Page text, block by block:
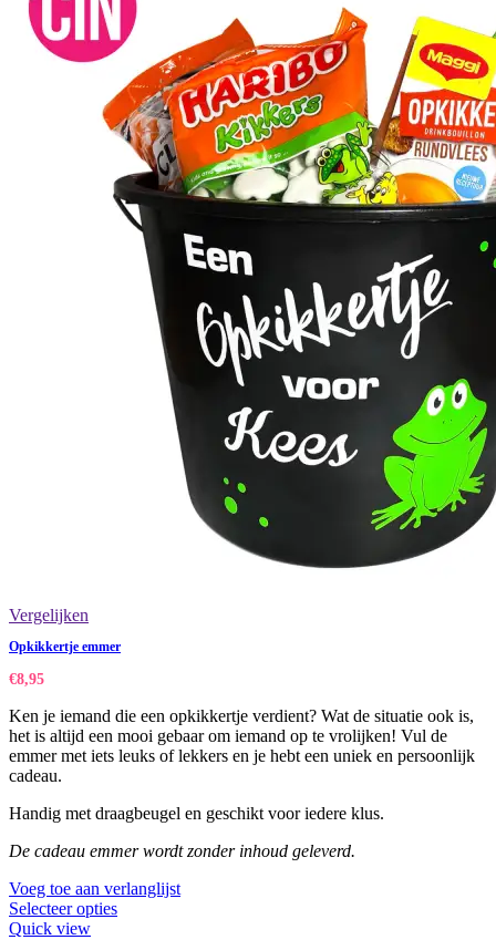
Vergelijken
Opkikkertje emmer
€8,95
Ken je iemand die een opkikkertje verdient? Wat de situatie ook is,
het is altijd een mooi gebaar om iemand op te vrolijken! Vul de
emmer met iets leuks of lekkers en je hebt een uniek en persoonlijk
cadeau.
Handig met draagbeugel en geschikt voor iedere klus.
De cadeau emmer wordt zonder inhoud geleverd.
Voeg toe aan verlanglijst
Selecteer opties
Quick view